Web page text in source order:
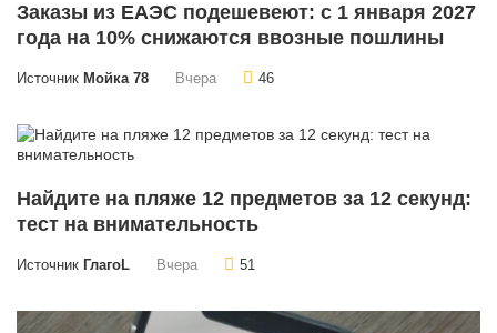
Заказы из ЕАЭС подешевеют: с 1 января 2027
года на 10% снижаются ввозные пошлины
Источник Мойка 78 Вчера 46
Найдите на пляже 12 предметов за 12 секунд:
тест на внимательность
Источник ГлагоL Вчера 51